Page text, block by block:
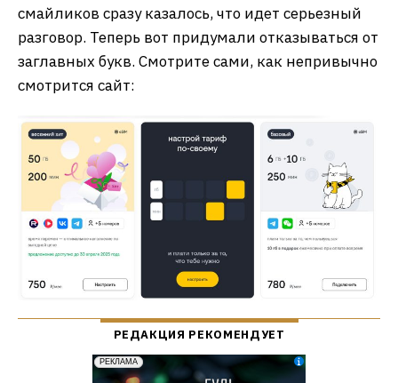
смайликов сразу казалось, что идет серьезный
разговор. Теперь вот придумали отказываться от
заглавных букв. Смотрите сами, как непривычно
смотрится сайт: